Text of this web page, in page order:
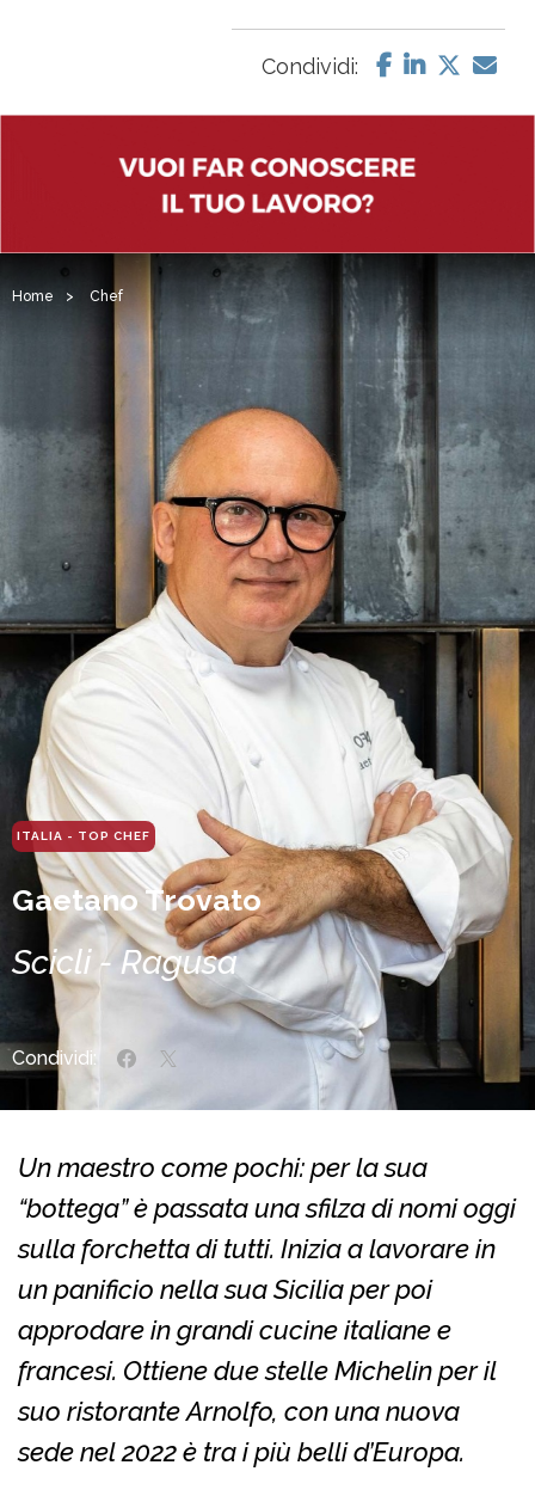
Condividi:
Home > Chef
ITALIA - TOP CHEF
Gaetano Trovato
Scicli - Ragusa
Condividi:
Un maestro come pochi: per la sua
“bottega” è passata una sfilza di nomi oggi
sulla forchetta di tutti. Inizia a lavorare in
un panificio nella sua Sicilia per poi
approdare in grandi cucine italiane e
francesi. Ottiene due stelle Michelin per il
suo ristorante Arnolfo, con una nuova
sede nel 2022 è tra i più belli d’Europa.